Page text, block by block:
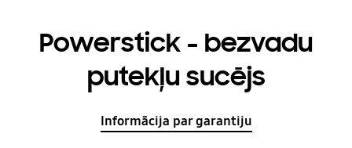
Powerstick - bezvadu
putekļu sucējs
Informācija par garantiju